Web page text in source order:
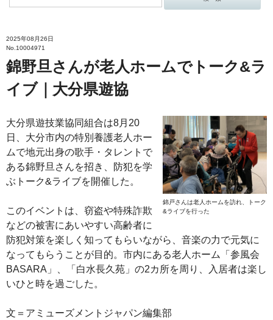
2025年08月26日
No.10004971
錦野旦さんが老人ホームでトーク&ラ
イブ｜大分県遊協
錦戸さんは老人ホームを訪れ、トーク
&ライブを行った
大分県遊技業協同組合は8月20
日、大分市内の特別養護老人ホー
ムで地元出身の歌手・タレントで
ある錦野旦さんを招き、防犯を学
ぶトーク&ライブを開催した。
このイベントは、窃盗や特殊詐欺
などの被害にあいやすい高齢者に
防犯対策を楽しく知ってもらいながら、音楽の力で元気に
なってもらうことが目的。市内にある老人ホーム「参風会
BASARA」、「白水長久苑」の2カ所を周り、入居者は楽し
いひと時を過ごした。
文＝アミューズメントジャパン編集部